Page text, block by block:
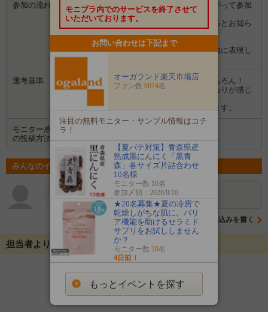
参加の流れ
１．「参加する」ボタンから画面にしたがって参加
します。
２．募集期間の終了後、企業から選ばれるとお知ら
３．企業から商品などが届きます。
４．試していただいた感想や口コミを自由に表現し
て投稿してください。
選考基準
こまめにブログを更新されている方はもちろん！
ダイエットへの熱い決意や美容へのこだわりが感じ
応募時の投稿内容などを拝見させて頂きます。
モニター感想
の投稿方法
みんなのイベントの意気込み
なるみぽん 冷え性なので…
意気込みを書く
担当者よりメッセージ
モニプラ内でのサービスを終了させて
いただいております。
お問い合わせは下記まで
オーガランド楽天市場店
ファン数 9074名
注目の無料モニター・サンプル情報はコチ
ラ！
【夏バテ対策】青森県産
熟成黒にんにく「黒青
森」各サイズ片詰合わせ
10名様
モニター数 10名
参加〆切：2026/8/16
★20名募集★夏の冷房で
乾燥しがちな肌に。バリ
ア機能を助けるセラミド
サプリをお試ししません
か？
モニター数 20名
4日前！
もっとイベントを探す